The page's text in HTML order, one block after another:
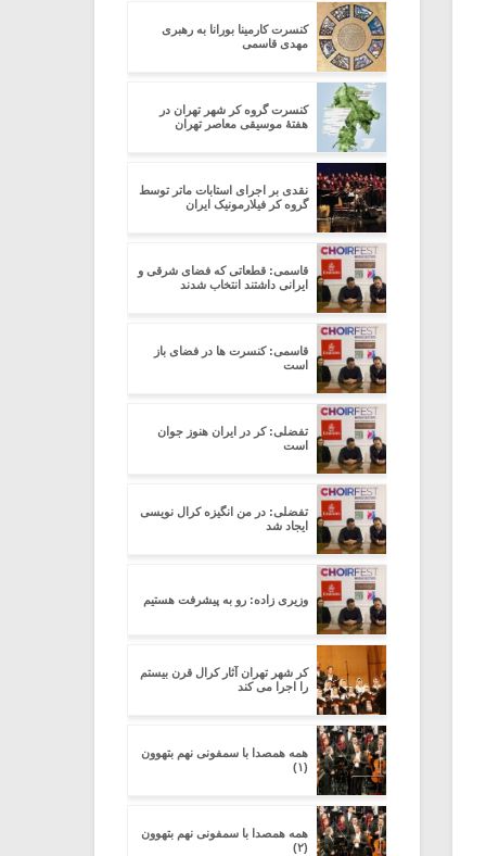
کنسرت کارمینا بورانا به رهبری
مهدی قاسمی
کنسرت گروه کر شهر تهران در
هفتۀ موسیقی معاصر تهران
نقدی بر اجرای استابات ماتر توسط
گروه کر فیلارمونیک ایران
قاسمی: قطعاتی که فضای شرقی و
ایرانی داشتند انتخاب شدند
قاسمی: کنسرت ها در فضای باز
است
تفضلی: کر در ایران هنوز جوان
است
تفضلی: در من انگیزه کرال نویسی
ایجاد شد
وزیری زاده: رو به پیشرفت هستیم
کر شهر تهران آثار کرال قرن بیستم
را اجرا می کند
همه همصدا با سمفونی نهم بتهوون
(۱)
همه همصدا با سمفونی نهم بتهوون
(۲)